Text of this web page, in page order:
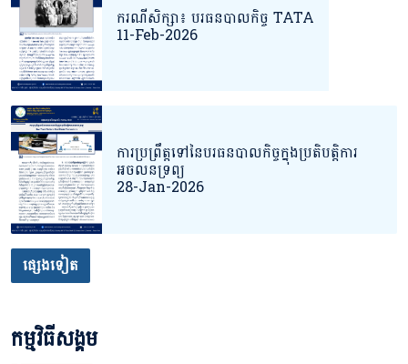
ករណីសិក្សា៖ បរធនបាលកិច្ច TATA
11-Feb-2026
ការប្រព្រឹត្តទៅនៃបរធនបាលកិច្ចក្នុងប្រតិបតិ្តការ
អចលនទ្រព្យ
28-Jan-2026
ផ្សេងទៀត
កម្មវិធីសង្គម